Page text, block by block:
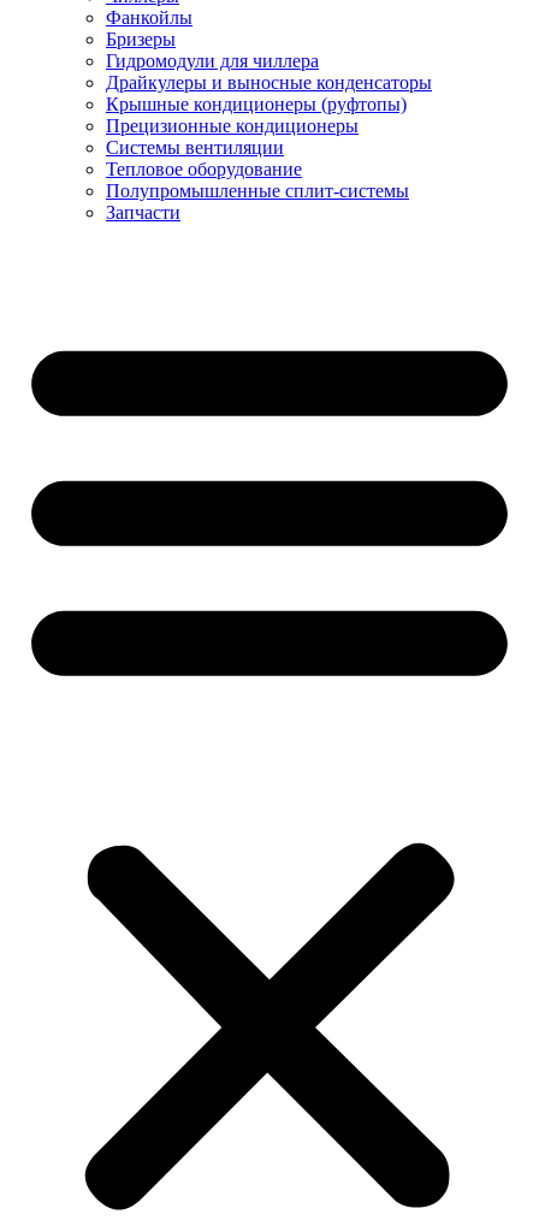
Фанкойлы
Бризеры
Гидромодули для чиллера
Драйкулеры и выносные конденсаторы
Крышные кондиционеры (руфтопы)
Прецизионные кондиционеры
Системы вентиляции
Тепловое оборудование
Полупромышленные сплит-системы
Запчасти